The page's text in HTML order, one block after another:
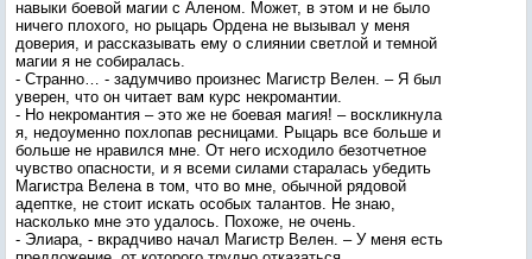
навыки боевой магии с Аленом. Может, в этом и не было
ничего плохого, но рыцарь Ордена не вызывал у меня
доверия, и рассказывать ему о слиянии светлой и темной
магии я не собиралась.
- Странно… - задумчиво произнес Магистр Велен. – Я был
уверен, что он читает вам курс некромантии.
- Но некромантия – это же не боевая магия! – воскликнула
я, недоуменно похлопав ресницами. Рыцарь все больше и
больше не нравился мне. От него исходило безотчетное
чувство опасности, и я всеми силами старалась убедить
Магистра Велена в том, что во мне, обычной рядовой
адептке, не стоит искать особых талантов. Не знаю,
насколько мне это удалось. Похоже, не очень.
- Элиара, - вкрадчиво начал Магистр Велен. – У меня есть